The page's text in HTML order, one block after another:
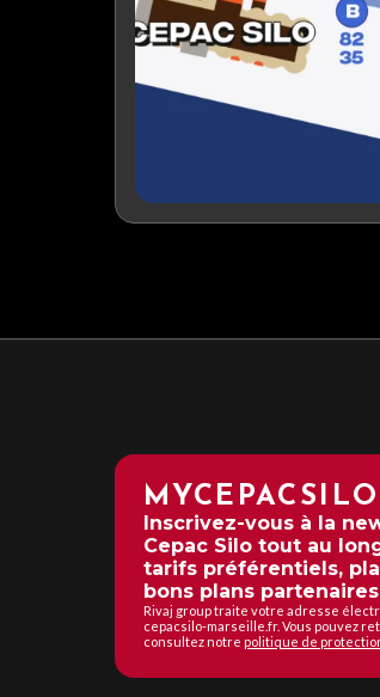
MYCEPACSILO
Inscrivez-vous à la
Cepac Silo tout au
tarifs préférentiels,
bons plans
Rivaj group traite votre adresse
cepacsilo-marseille.fr. Vous pouvez
consultez notre politique de